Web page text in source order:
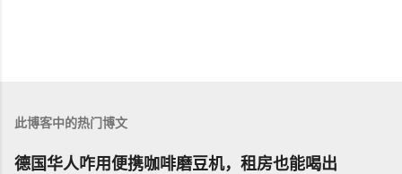
此博客中的热门博文
德国华人咋用便携咖啡磨豆机，租房也能喝出